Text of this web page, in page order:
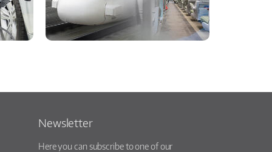
Newsletter
Here you can subscribe to one of our